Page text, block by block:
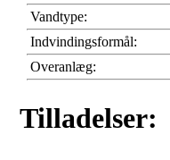
Vandtype:
Indvindingsformål:
Overanlæg:
Tilladelser: